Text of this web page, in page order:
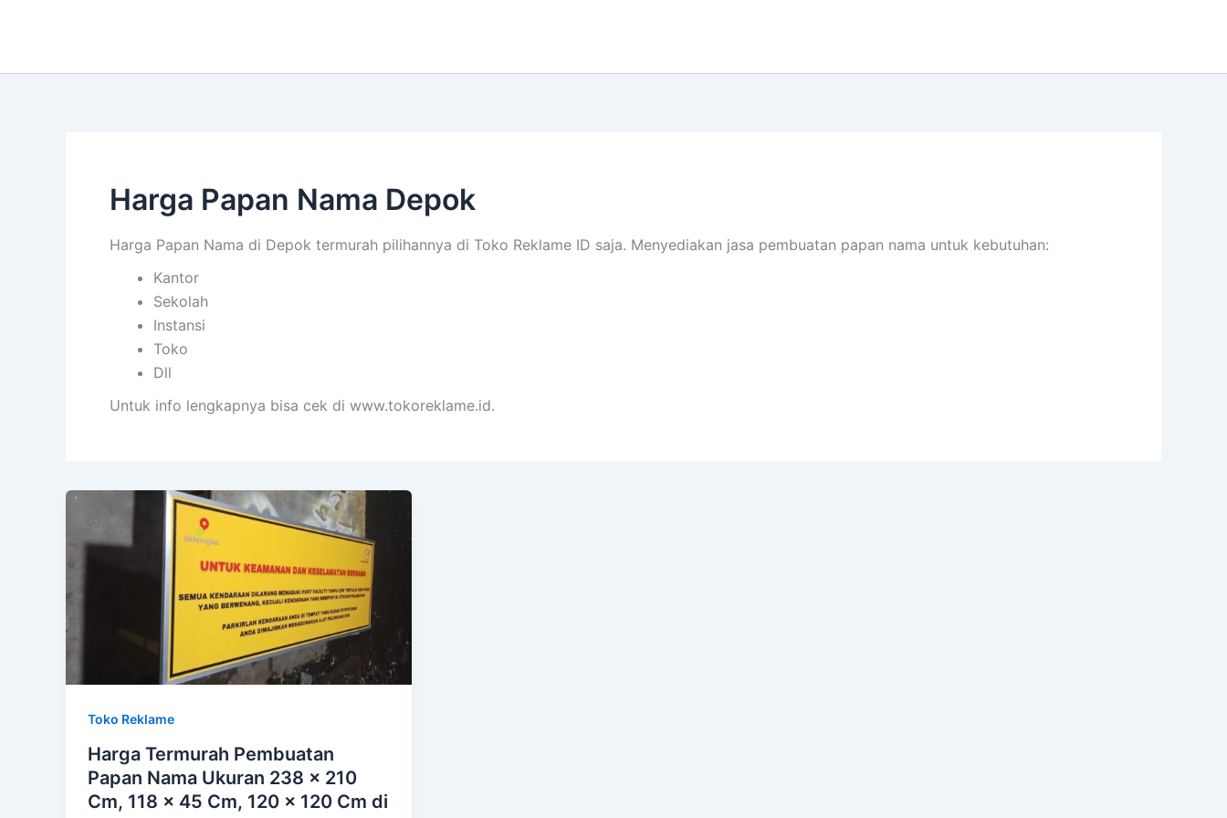
Harga Papan Nama Depok
Harga Papan Nama di Depok termurah pilihannya di Toko Reklame ID saja. Menyediakan jasa pembuatan papan nama untuk kebutuhan:
Kantor
Sekolah
Instansi
Toko
Dll
Untuk info lengkapnya bisa cek di www.tokoreklame.id.
Toko Reklame
Harga Termurah Pembuatan
Papan Nama Ukuran 238 x 210
Cm, 118 x 45 Cm, 120 x 120 Cm di